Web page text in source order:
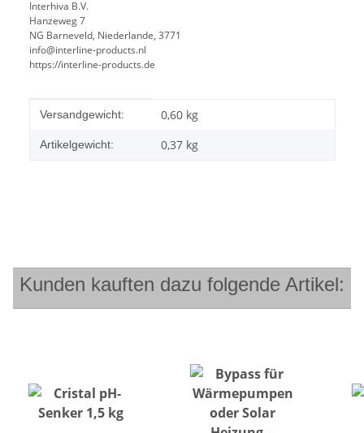
Interhiva B.V.
Hanzeweg 7
NG Barneveld, Niederlande, 3771
info@interline-products.nl
https://interline-products.de
Produkteigenschaft
Wert
Versandgewicht: 0,60 kg
Artikelgewicht: 0,37 kg
Kunden kauften dazu folgende Artikel: